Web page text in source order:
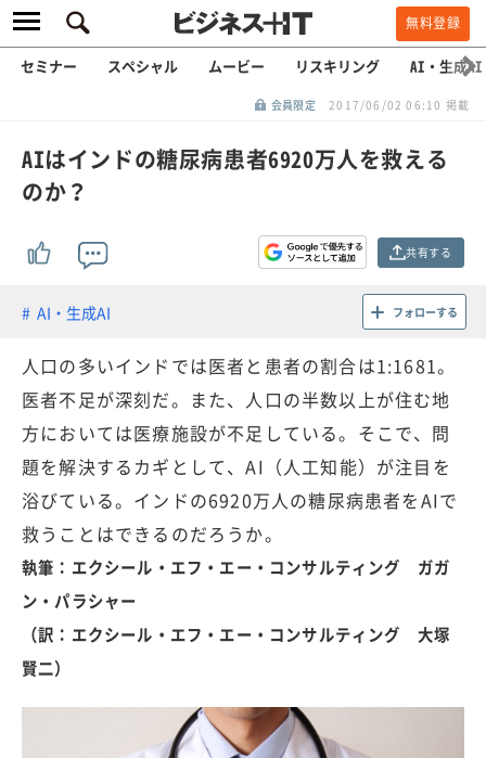
無料登録
セミナー スペシャル ムービー リスキリング AI・生成AI
会員限定 2017/06/02 06:10 掲載
AIはインドの糖尿病患者6920万人を救える
のか？
共有する
AI・生成AI フォローする
人口の多いインドでは医者と患者の割合は1:1681。
医者不足が深刻だ。また、人口の半数以上が住む地
方においては医療施設が不足している。そこで、問
題を解決するカギとして、AI（人工知能）が注目を
浴びている。インドの6920万人の糖尿病患者をAIで
救うことはできるのだろうか。
執筆：エクシール・エフ・エー・コンサルティング ガガ
ン・パラシャー
（訳：エクシール・エフ・エー・コンサルティング 大塚
賢二）